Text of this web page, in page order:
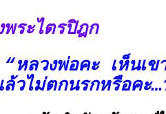
พระไตรปิฎก
ลวงพ่อคะ เห็นเขา
วไม่ตกนรกหรือคะ